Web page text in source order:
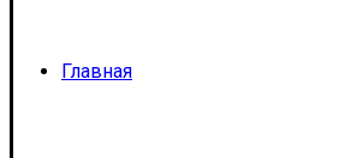
Главная